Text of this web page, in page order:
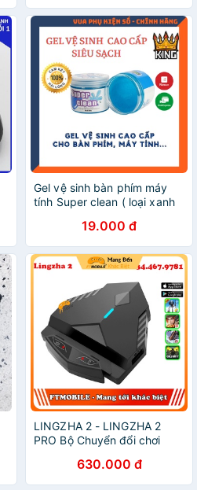
Gel vệ sinh bàn phím máy
tính Super clean ( loại xanh
19.000 đ
LINGZHA 2 - LINGZHA 2
PRO Bộ Chuyển đổi chơi
cho điện thoại máy tính
bảng
630.000 đ